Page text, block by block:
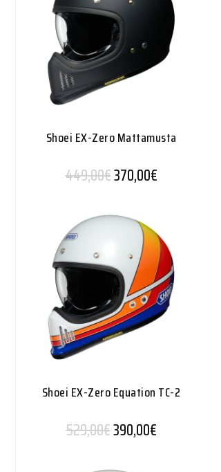
Shoei EX-Zero Mattamusta
449,00€Alkuperäinen hinta
370,00€Nykyinen
Shoei EX-Zero Equation TC-2
529,00€Alkuperäinen hinta
390,00€Nykyinen